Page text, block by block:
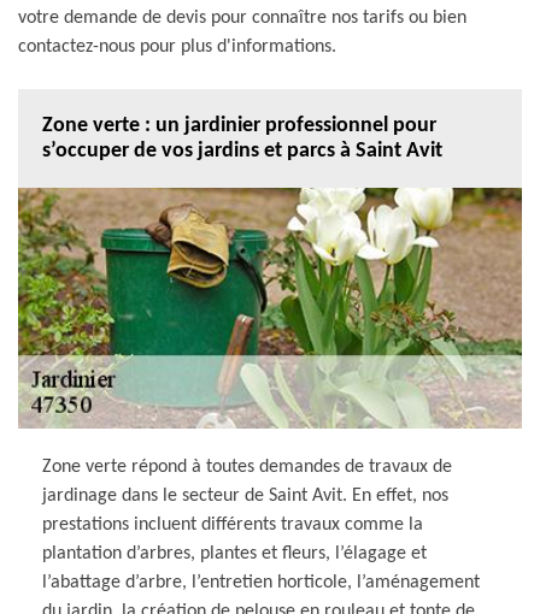
votre demande de devis pour connaître nos tarifs ou bien
contactez-nous pour plus d'informations.
Zone verte : un jardinier professionnel pour
s’occuper de vos jardins et parcs à Saint Avit
Zone verte répond à toutes demandes de travaux de
jardinage dans le secteur de Saint Avit. En effet, nos
prestations incluent différents travaux comme la
plantation d’arbres, plantes et fleurs, l’élagage et
l’abattage d’arbre, l’entretien horticole, l’aménagement